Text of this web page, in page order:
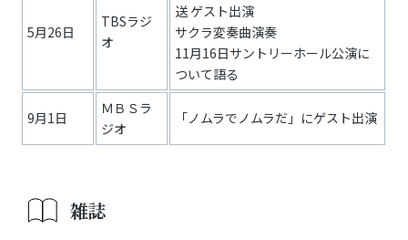
5月26日
TBSラジ
オ
送 ゲスト出演
サクラ変奏曲演奏
11月16日サントリーホール公演に
ついて語る
9月1日
ＭＢＳラ
ジオ
「ノムラでノムラだ」にゲスト出演
雑誌